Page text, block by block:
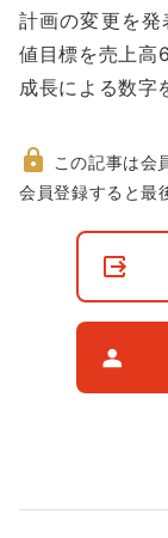
動計画の変更を
値目標を売上高
成長による数
非
この記事は会
会員登録すると最